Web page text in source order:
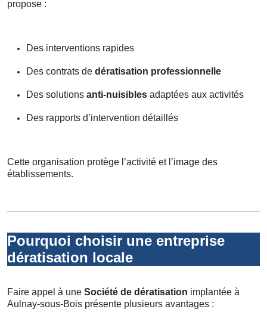
propose :
Des interventions rapides
Des contrats de dératisation professionnelle
Des solutions anti-nuisibles adaptées aux activités
Des rapports d’intervention détaillés
Cette organisation protège l’activité et l’image des
établissements.
Pourquoi choisir une entreprise
dératisation locale
Faire appel à une Société de dératisation implantée à
Aulnay-sous-Bois présente plusieurs avantages :